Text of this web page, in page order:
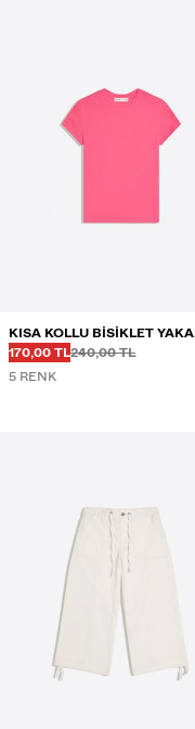
KISA KOLLU BISIKLET YAKA
TIŞÖRT
İNDIRIMLI FIYAT
170,00 TLÖnce
240,00 TL
Önce
5 RENK